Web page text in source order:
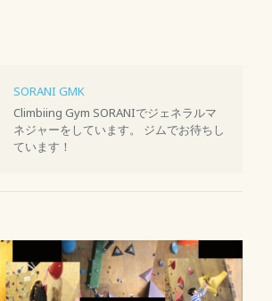
SORANI GMK
Climbiing Gym SORANIでジェネラルマ
ネジャーをしています。 ジムでお待ちし
ています！